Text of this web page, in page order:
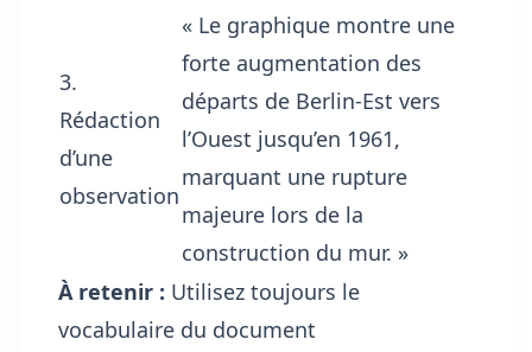
3.
Rédaction
d’une
observation
« Le graphique montre une
forte augmentation des
départs de Berlin-Est vers
l’Ouest jusqu’en 1961,
marquant une rupture
majeure lors de la
construction du mur. »
À retenir : Utilisez toujours le
vocabulaire du document